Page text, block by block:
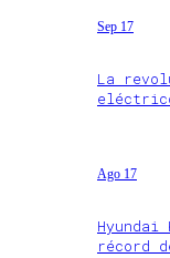
Sep 17
La
Ago 17
récord